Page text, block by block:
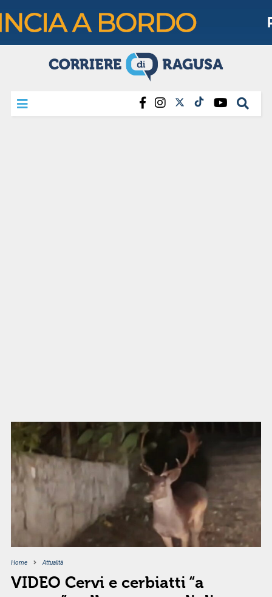
Home Attualità
VIDEO Cervi e cerbiatti “a